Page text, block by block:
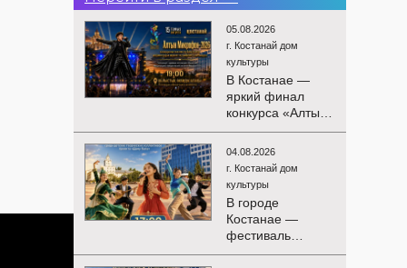
05.08.2026
г. Костанай дом
культуры
В Костанае —
яркий финал
конкурса «Алтын
Микрофон-2026»!
15 августа
состоятся
церемония
награждения
победителей и
гала-концерт
Международного
конкурса
04.08.2026
г. Костанай дом
культуры
В городе
Костанае —
фестиваль
детского